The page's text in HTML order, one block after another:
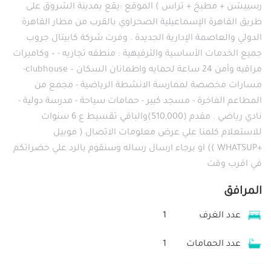
رسيبشن + مطبخ + تراس ) الموقع :يقع بمدينة الشروق على
طريق القاهرة الإسماعيلية الصحراوي بالقرب من مطار القاهرة
الدولي والعاصمة الإدارية الجديدة . وفرت شركة كابيتال جروب
جميع الخدمات الأساسية والترفيهية : منطقه تجاريه - – وكاميرات
مراقبه وأمن 24 ساعة لحمايه واطمانان السكان – clubhouse-
مسارات مخصصة لممارسة الانشطة الرياضية - مجمع من
المطاعم الفاخرة - مسجد كبير - حمامات سياحة - مدرسة دولية -
نادي رياضي . مقدم (510,000)والباقي تقسيط ع 6 سنوات
للاستعلام كلمنا علي عرض معلومات الاتصال ( موبيل
+WHATSUP )) او برجاء ارسال رساله وسنقوم بالرد علي حضراتكم
في اقرب وقت
المرافق
عدد الغرف 1
عدد الحمامات 1